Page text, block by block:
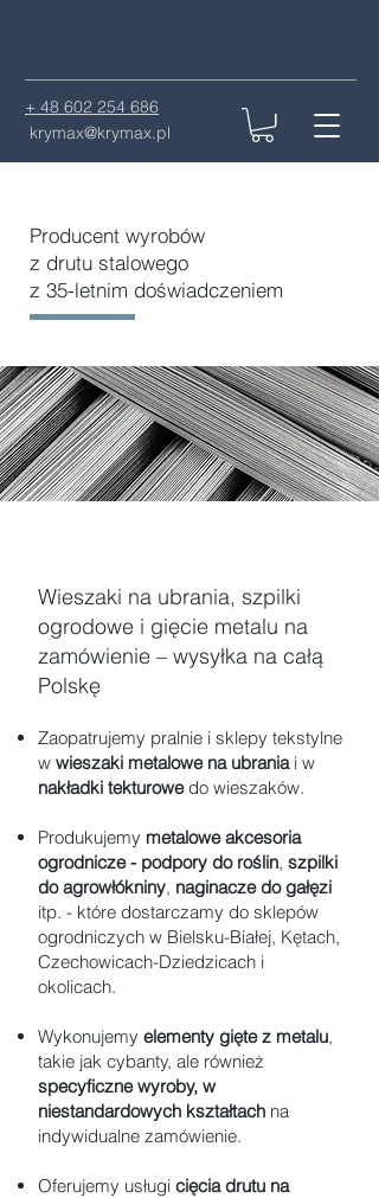
+ 48 602 254 686
krymax@krymax.pl
Producent wyrobów
z drutu stalowego
z 35-letnim doświadczeniem
Wieszaki na ubrania, szpilki
ogrodowe i gięcie metalu na
zamówienie – wysyłka na całą
Polskę​
Zaopatrujemy pralnie i sklepy tekstylne
w wieszaki metalowe na ubraniai w
nakładki tekturowedo wieszaków.
Produkujemy metalowe akcesoria
ogrodnicze - podpory do roślin, szpilki
do agrowłókniny, naginacze do gałęzi
itp. - które dostarczamy do sklepów
ogrodniczych w Bielsku-Białej, Kętach,
Czechowicach-Dziedzicach i
okolicach.
Wykonujemy elementy gięte z metalu,
takie jak cybanty, ale również
specyficzne wyroby, w
niestandardowych kształtach na
indywidualne zamówienie.
Oferujemy usługi cięcia drutu na